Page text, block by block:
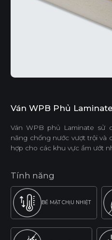
Ván WPB Phủ Laminate
Ván WPB phủ Laminate sử
năng chống nước vượt trội và
hợp cho các khu vực ẩm ướt
Tính năng
BỀ MẶT CHỊU NHIỆT